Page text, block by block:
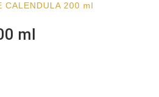
CALENDULA 200 ml
ml